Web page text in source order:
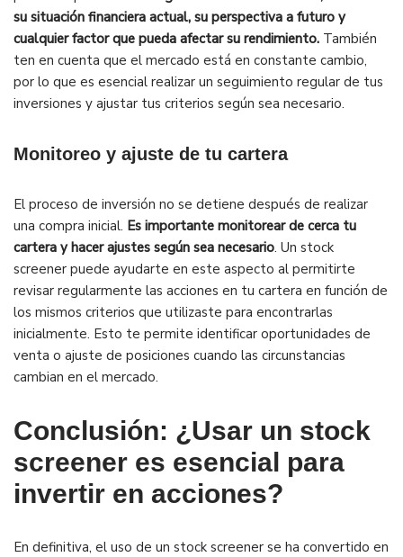
su situación financiera actual, su perspectiva a futuro y
cualquier factor que pueda afectar su rendimiento. También
ten en cuenta que el mercado está en constante cambio,
por lo que es esencial realizar un seguimiento regular de tus
inversiones y ajustar tus criterios según sea necesario.
Monitoreo y ajuste de tu cartera
El proceso de inversión no se detiene después de realizar
una compra inicial. Es importante monitorear de cerca tu
cartera y hacer ajustes según sea necesario. Un stock
screener puede ayudarte en este aspecto al permitirte
revisar regularmente las acciones en tu cartera en función de
los mismos criterios que utilizaste para encontrarlas
inicialmente. Esto te permite identificar oportunidades de
venta o ajuste de posiciones cuando las circunstancias
cambian en el mercado.
Conclusión: ¿Usar un stock
screener es esencial para
invertir en acciones?
En definitiva, el uso de un stock screener se ha convertido en